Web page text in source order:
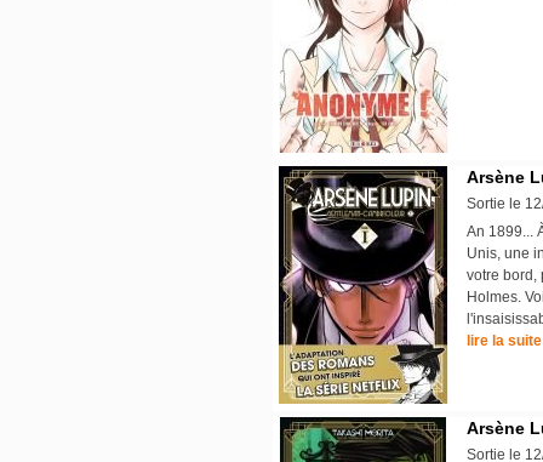
Arsène
Sortie le
An 1899...
Unis, une
votre bord,
Holmes.
lire la suite
Arsène
Sortie le